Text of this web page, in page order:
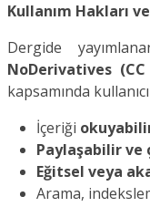
Kullanım Hakları
Dergide
NoDerivatives
kapsamında
İçeriği
Paylaşabilir
Eğitsel veya
Arama,